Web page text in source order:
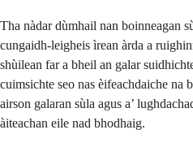
Tha nàdar dùmhail nan boinneagan
cungaidh-leigheis ìrean àrda a
shùilean far a bheil an galar
cuimsichte seo nas èifeachdaiche na
airson galaran sùla agus a’
àiteachan eile nad bhodhaig.